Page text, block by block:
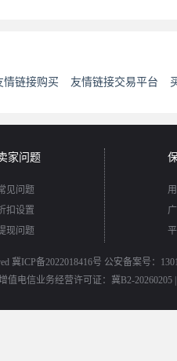
情链接购买 友情链接交易平台
家问题
见问题
扣设置
现问题
冀ICP备2022018416号 公安备案号：
值电信业务经营许可证：冀B2-20260205